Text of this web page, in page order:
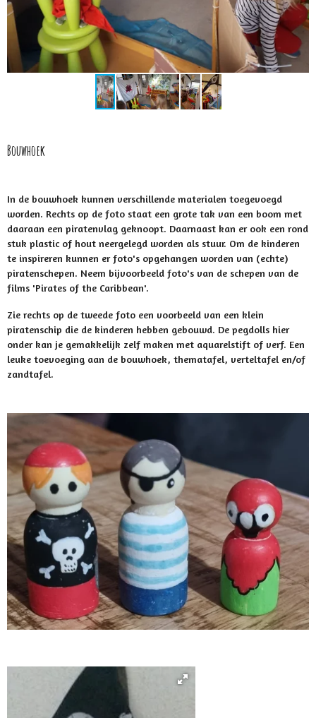
Bouwhoek
In de bouwhoek kunnen verschillende materialen toegevoegd
worden. Rechts op de foto staat een grote tak van een boom met
daaraan een piratenvlag geknoopt. Daarnaast kan er ook een rond
stuk plastic of hout neergelegd worden als stuur. Om de kinderen
te inspireren kunnen er foto's opgehangen worden van (echte)
piratenschepen. Neem bijvoorbeeld foto's van de schepen van de
films 'Pirates of the Caribbean'.
Zie rechts op de tweede foto een voorbeeld van een klein
piratenschip die de kinderen hebben gebouwd. De pegdolls hier
onder kan je gemakkelijk zelf maken met aquarelstift of verf. Een
leuke toevoeging aan de bouwhoek, thematafel, verteltafel en/of
zandtafel.